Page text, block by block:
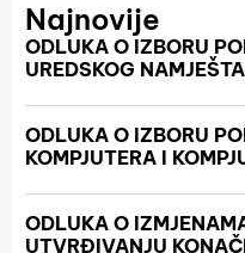
Najnovije
ODLUKA O IZBORU
UREDSKOG
ODLUKA O IZBORU
KOMPJUTERA I
ODLUKA O
UTVRĐIVANJU